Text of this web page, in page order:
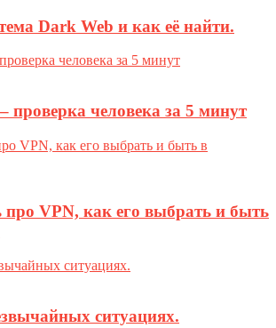
Dark Web и как её найти.
проверка человека за 5 минут
про VPN, как его выбрать и быть
ситуациях.